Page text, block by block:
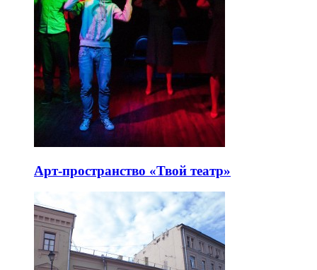
Арт-пространство «Твой театр»